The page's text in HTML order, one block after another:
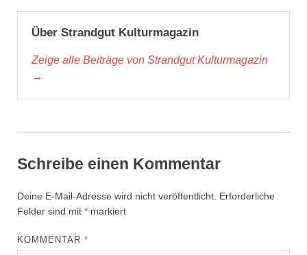
Über Strandgut Kulturmagazin
Zeige alle Beiträge von Strandgut Kulturmagazin
→
Schreibe einen Kommentar
Deine E-Mail-Adresse wird nicht veröffentlicht. Erforderliche
Felder sind mit * markiert
KOMMENTAR*